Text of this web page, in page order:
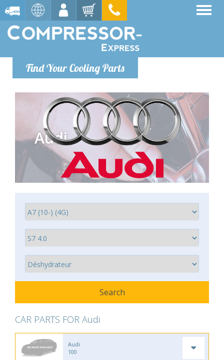
Find Your Cooling Parts
Audi
CAR PARTS FOR Audi
Audi
100